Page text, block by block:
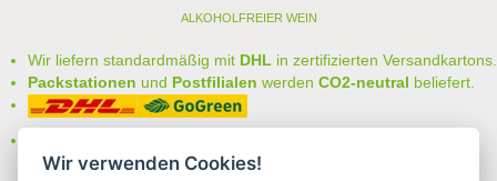
ALKOHOLFREIER WEIN
Wir liefern standardmäßig mit DHL in zertifizierten Versandkartons.
Packstationen und Postfilialen werden CO2-neutral beliefert.
auswählen:
Wir verwenden Cookies!